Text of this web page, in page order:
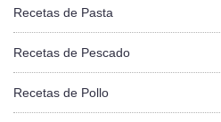
Recetas de Pasta
Recetas de Pescado
Recetas de Pollo